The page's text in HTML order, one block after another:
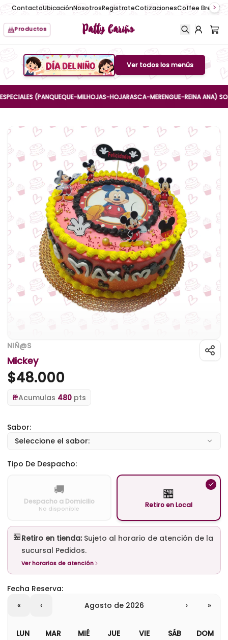
ContactoUbicaciónNosotrosRegistrateCotizacionesCoffee Break
Productos Patty Cariño
Boton de menu
Ver todos los menús
(PANQUEQUE-MILHOJAS-HOJARASCA-MERENGUE-REINA ANA) SOLO
NIÑ@S
Mickey
$48.000
Acumulas 480 pts
Sabor:
Seleccione el sabor:
Tipo De Despacho:
🚚
Despacho a Domicilio
No disponible
🏪
Retiro en Local
🏪Retiro en tienda:Sujeto al horario de atención de la
sucursal Pedidos.
Ver horarios de atención
Fecha Reserva:
«
‹ agosto de 2026 › »
LUN MAR MIÉ JUE VIE SÁB DOM